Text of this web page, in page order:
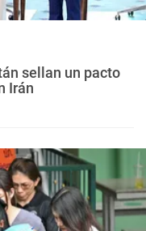
sellan un pacto
Irán